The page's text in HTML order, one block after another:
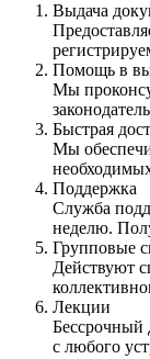
Выдача
Помощь в
Мы
Быстрая
Мы
Поддержка
Служба
неделю.
Групповые
Действуют
Лекции
Бессрочный
с любого